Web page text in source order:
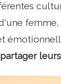
femme,